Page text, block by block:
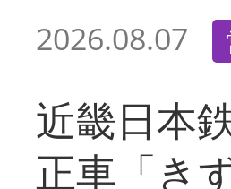
2026.08.07
近畿日本
正車「き